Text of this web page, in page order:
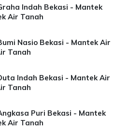
Indah Bekasi - Mantek
Air Tanah
Nasio Bekasi - Mantek Air
Tanah
Indah Bekasi - Mantek Air
Tanah
Puri Bekasi - Mantek
Air Tanah